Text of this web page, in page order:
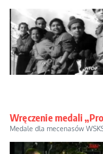
Wręczenie medali
Medale dla mecenasów